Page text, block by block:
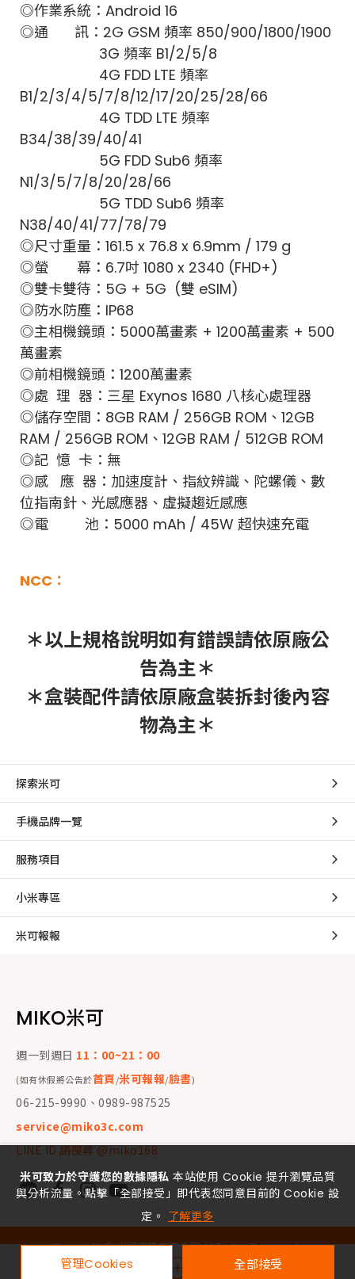
◎作業系統：Android 16
◎通 訊：2G GSM 頻率 850/900/1800/1900
3G 頻率 B1/2/5/8
4G FDD LTE 頻率
B1/2/3/4/5/7/8/12/17/20/25/28/66
4G TDD LTE 頻率
B34/38/39/40/41
5G FDD Sub6 頻率
N1/3/5/7/8/20/28/66
5G TDD Sub6 頻率
N38/40/41/77/78/79
◎尺寸重量：161.5 x 76.8 x 6.9mm / 179 g
◎螢 幕：6.7吋 1080 x 2340 (FHD+)
◎雙卡雙待：5G + 5G (雙 eSIM)
◎防水防塵：IP68
◎主相機鏡頭：5000萬畫素 + 1200萬畫素 + 500
萬畫素
◎前相機鏡頭：1200萬畫素
◎處 理 器：三星 Exynos 1680 八核心處理器
◎儲存空間：8GB RAM / 256GB ROM、12GB
RAM / 256GB ROM、12GB RAM / 512GB ROM
◎記 憶 卡：無
◎感 應 器：加速度計、指紋辨識、陀螺儀、數
位指南針、光感應器、虛擬趨近感應
◎電 池：5000 mAh / 45W 超快速充電
NCC：
＊以上規格說明如有錯誤請依原廠公
告為主＊
＊盒裝配件請依原廠盒裝拆封後內容
物為主＊
探索米可
手機品牌一覽
服務項目
小米專區
米可報報
MIKO米可
週一到週日 11：00~21：00
(如有休假將公告於首頁/米可報報/臉書)
06-215-9990、0989-987525
service@miko3c.com
LINE ID 請搜尋 @miko168
Copyright ©米可資訊有限公司All Rights Reserved.
米可致力於守護您的數據隱私 本站使用 Cookie 提升瀏覽品質
與分析流量。點擊「全部接受」即代表您同意目前的 Cookie 設
定。 了解更多
管理Cookies 全部接受